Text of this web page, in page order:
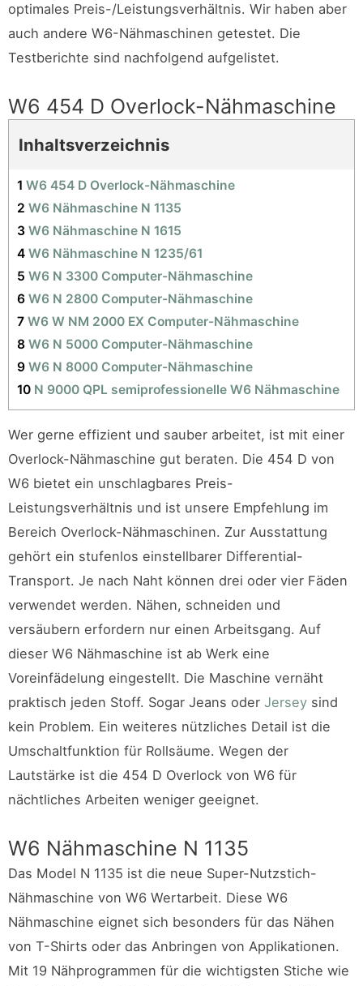
optimales Preis-/Leistungsverhältnis. Wir haben aber
auch andere W6-Nähmaschinen getestet. Die
Testberichte sind nachfolgend aufgelistet.
W6 454 D Overlock-Nähmaschine
Inhaltsverzeichnis
1 W6 454 D Overlock-Nähmaschine
2 W6 Nähmaschine N 1135
3 W6 Nähmaschine N 1615
4 W6 Nähmaschine N 1235/61
5 W6 N 3300 Computer-Nähmaschine
6 W6 N 2800 Computer-Nähmaschine
7 W6 W NM 2000 EX Computer-Nähmaschine
8 W6 N 5000 Computer-Nähmaschine
9 W6 N 8000 Computer-Nähmaschine
10 N 9000 QPL semiprofessionelle W6 Nähmaschine
Wer gerne effizient und sauber arbeitet, ist mit einer
Overlock-Nähmaschine gut beraten. Die 454 D von
W6 bietet ein unschlagbares Preis-
Leistungsverhältnis und ist unsere Empfehlung im
Bereich Overlock-Nähmaschinen. Zur Ausstattung
gehört ein stufenlos einstellbarer Differential-
Transport. Je nach Naht können drei oder vier Fäden
verwendet werden. Nähen, schneiden und
versäubern erfordern nur einen Arbeitsgang. Auf
dieser W6 Nähmaschine ist ab Werk eine
Voreinfädelung eingestellt. Die Maschine vernäht
praktisch jeden Stoff. Sogar Jeans oder Jersey sind
kein Problem. Ein weiteres nützliches Detail ist die
Umschaltfunktion für Rollsäume. Wegen der
Lautstärke ist die 454 D Overlock von W6 für
nächtliches Arbeiten weniger geeignet.
W6 Nähmaschine N 1135
Das Model N 1135 ist die neue Super-Nutzstich-
Nähmaschine von W6 Wertarbeit. Diese W6
Nähmaschine eignet sich besonders für das Nähen
von T-Shirts oder das Anbringen von Applikationen.
Mit 19 Nähprogrammen für die wichtigsten Stiche wie